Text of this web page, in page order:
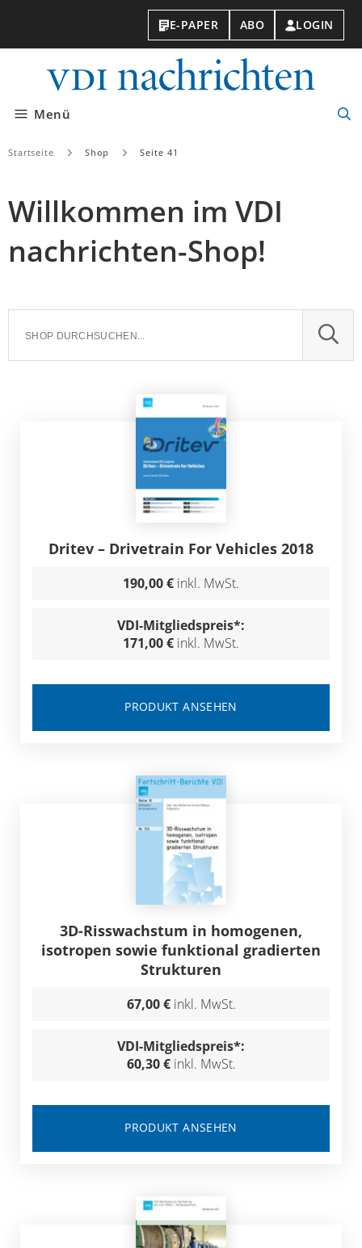
E-PAPER ABO LOGIN
Menü
Startseite Shop Seite 41
Willkommen im VDI
nachrichten-Shop!
Dritev – Drivetrain For Vehicles 2018
190,00 € inkl. MwSt.
VDI-Mitgliedspreis*:
171,00 € inkl. MwSt.
PRODUKT ANSEHEN
3D-Risswachstum in homogenen,
isotropen sowie funktional gradierten
Strukturen
67,00 € inkl. MwSt.
VDI-Mitgliedspreis*:
60,30 € inkl. MwSt.
PRODUKT ANSEHEN